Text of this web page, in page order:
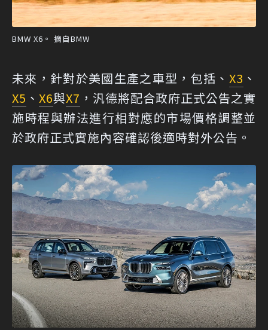
BMW X6。 摘自BMW
未來，針對於美國生產之車型，包括、 X3 、
X5 、 X6與X7 ，汎德將配合政府正式公告之實
施時程與辦法進行相對應的市場價格調整並
於政府正式實施內容確認後適時對外公告。